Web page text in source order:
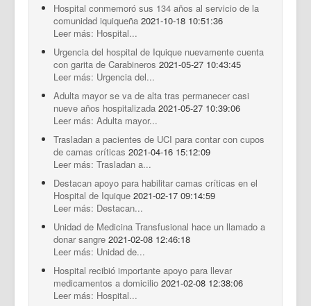
Hospital conmemoró sus 134 años al servicio de la
comunidad iquiqueña 2021-10-18 10:51:36
Leer más: Hospital...
Urgencia del hospital de Iquique nuevamente cuenta
con garita de Carabineros 2021-05-27 10:43:45
Leer más: Urgencia del...
Adulta mayor se va de alta tras permanecer casi
nueve años hospitalizada 2021-05-27 10:39:06
Leer más: Adulta mayor...
Trasladan a pacientes de UCI para contar con cupos
de camas críticas 2021-04-16 15:12:09
Leer más: Trasladan a...
Destacan apoyo para habilitar camas críticas en el
Hospital de Iquique 2021-02-17 09:14:59
Leer más: Destacan...
Unidad de Medicina Transfusional hace un llamado a
donar sangre 2021-02-08 12:46:18
Leer más: Unidad de...
Hospital recibió importante apoyo para llevar
medicamentos a domicilio 2021-02-08 12:38:06
Leer más: Hospital...